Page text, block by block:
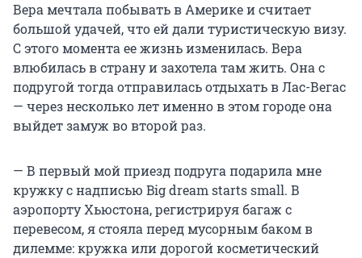
Вера мечтала побывать в Америке и считает
большой удачей, что ей дали туристическую визу.
С этого момента ее жизнь изменилась. Вера
влюбилась в страну и захотела там жить. Она с
подругой тогда отправилась отдыхать в Лас-Вегас
— через несколько лет именно в этом городе она
выйдет замуж во второй раз.
— В первый мой приезд подруга подарила мне
кружку с надписью Big dream starts small. В
аэропорту Хьюстона, регистрируя багаж с
перевесом, я стояла перед мусорным баком в
дилемме: кружка или дорогой косметический